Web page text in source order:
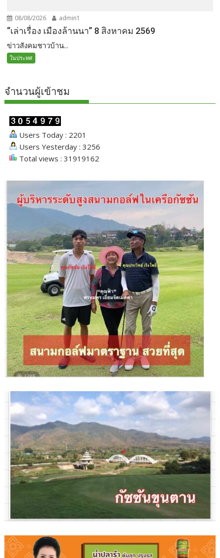
08/08/2026 admin1
“เล่าเรื่อง เมืองล้านนา” 8 สิงหาคม 2569
ข่าวสังคมชาวบ้าน...
ในประทศ
จำนวนผู้เข้าชม
Users Today : 2201
Users Yesterday : 3256
Total views : 31919162